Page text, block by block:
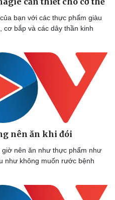
bạn với các thực phẩm giàu
cơ bắp và các dây thần kinh
nên ăn khi đói
giờ nên ăn như thực phẩm như
như không muốn rước bệnh